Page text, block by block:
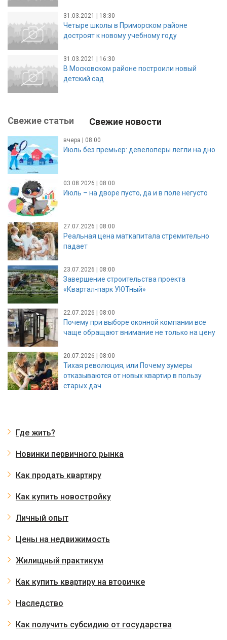
31.03.2021 | 18:30
Четыре школы в Приморском районе
достроят к новому учебному году
31.03.2021 | 16:30
В Московском районе построили новый
детский сад
Свежие статьи Свежие новости
вчера | 08:00
Июль без премьер: девелоперы легли на дно
03.08.2026 | 08:00
Июль – на дворе пусто, да и в поле негусто
27.07.2026 | 08:00
Реальная цена маткапитала стремительно
падает
23.07.2026 | 08:00
Завершение строительства проекта
«Квартал-парк УЮТный»
22.07.2026 | 08:00
Почему при выборе оконной компании все
чаще обращают внимание не только на цену
20.07.2026 | 08:00
Тихая революция, или Почему зумеры
отказываются от новых квартир в пользу
старых дач
Где жить?
Новинки первичного рынка
Как продать квартиру
Как купить новостройку
Личный опыт
Цены на недвижимость
Жилищный практикум
Как купить квартиру на вторичке
Наследство
Как получить субсидию от государства